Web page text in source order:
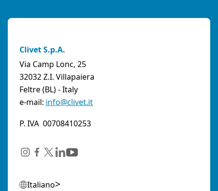
Clivet S.p.A.
Via Camp Lonc, 25
32032 Z.I. Villapaiera
Feltre (BL) - Italy
e-mail: info@clivet.it
P. IVA 00708410253
Italiano